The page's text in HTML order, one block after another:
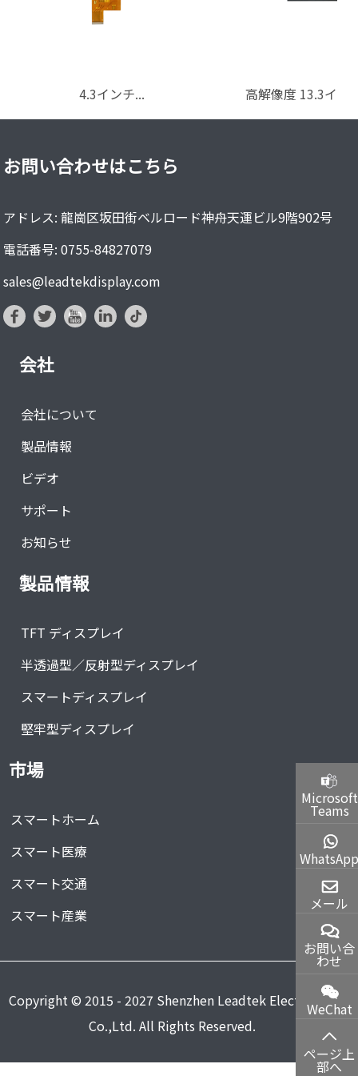
4.3インチ... 高解像度 13.3イン
お問い合わせはこちら
アドレス: 龍崗区坂田街ベルロード神舟天運ビル9階902号
電話番号: 0755-84827079
sales@leadtekdisplay.com
会社
会社について
製品情報
ビデオ
サポート
お知らせ
製品情報
TFT ディスプレイ
半透過型／反射型ディスプレイ
スマートディスプレイ
堅牢型ディスプレイ
市場
スマートホーム
スマート医療
スマート交通
スマート産業
Copyright © 2015 - 2027 Shenzhen Leadtek Electronics
Co.,Ltd. All Rights Reserved.
Microsoft
Teams
WhatsApp
メール
お問い合
わせ
WeChat
ページ上
部へ